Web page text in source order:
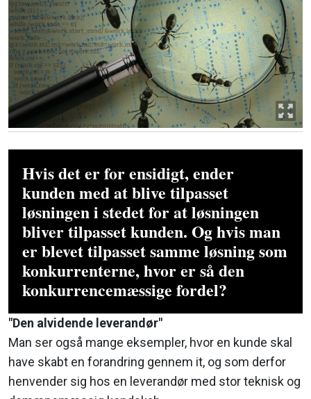
Hvis det er for ensidigt, ender
kunden med at blive tilpasset
løsningen i stedet for at løsningen
bliver tilpasset kunden. Og hvis man
er blevet tilpasset samme løsning som
konkurrenterne, hvor er så den
konkurrencemæssige fordel?
"Den alvidende leverandør"
Man ser også mange eksempler, hvor en kunde skal
have skabt en forandring gennem it, og som derfor
henvender sig hos en leverandør med stor teknisk og